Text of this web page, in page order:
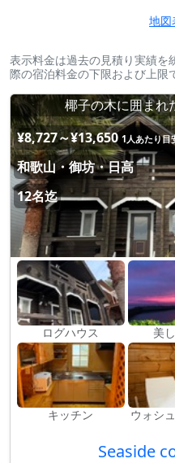
地図
表示料金は過去の見積り実績を
際の宿泊料金の下限および上限
椰子の木に囲まれ
¥8,727～¥13,650 1人あたり目
和歌山・御坊・日高
12名迄
ログハウス 美
キッチン
ウォシ
Seaside